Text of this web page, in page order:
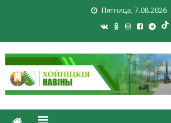
Пятница, 7.08.2026
Хойники.